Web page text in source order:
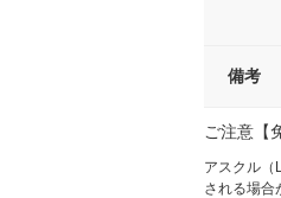
備考
ご注意【
アスクル（
される場合